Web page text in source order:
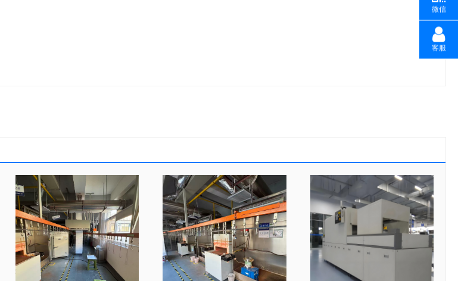
微信
客服